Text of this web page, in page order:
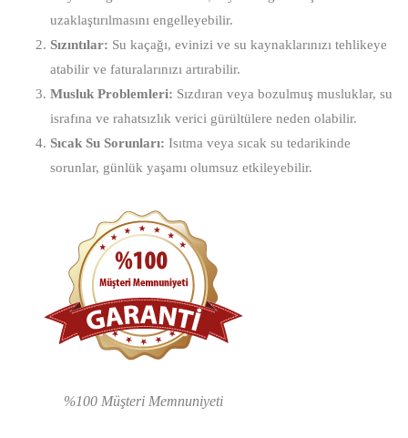
uzaklaştırılmasını engelleyebilir.
Sızıntılar: Su kaçağı, evinizi ve su kaynaklarınızı tehlikeye
atabilir ve faturalarınızı artırabilir.
Musluk Problemleri: Sızdıran veya bozulmuş musluklar, su
israfına ve rahatsızlık verici gürültülere neden olabilir.
Sıcak Su Sorunları: Isıtma veya sıcak su tedarikinde
sorunlar, günlük yaşamı olumsuz etkileyebilir.
%100 Müşteri Memnuniyeti